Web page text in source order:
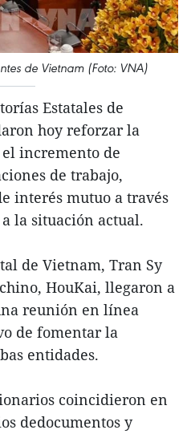
de Vietnam (Foto: VNA)
Estatales de
hoy reforzar la
incremento de
de trabajo,
interés mutuo a través
la situación actual.
de Vietnam, Tran Sy
HouKai, llegaron a
reunión en línea
de fomentar la
entidades.
coincidieron en
dedocumentos y